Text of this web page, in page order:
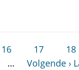
16 17 18
… Volgende ›